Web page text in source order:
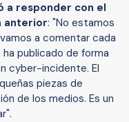
a responder con el
anterior: "No estamos
a comentar cada
publicado de forma
cyber-incidente. El
piezas de
de los medios. Es un